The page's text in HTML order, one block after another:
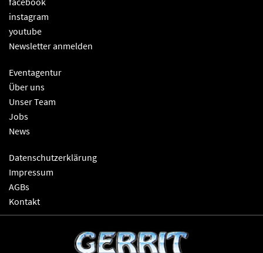
instagram
youtube
Newsletter anmelden
Eventagentur
Über uns
Unser Team
Jobs
News
Datenschutzerklärung
Impressum
AGBs
Kontakt